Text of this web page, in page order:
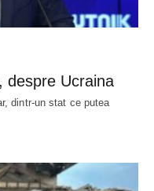
despre Ucraina
dintr-un stat ce putea